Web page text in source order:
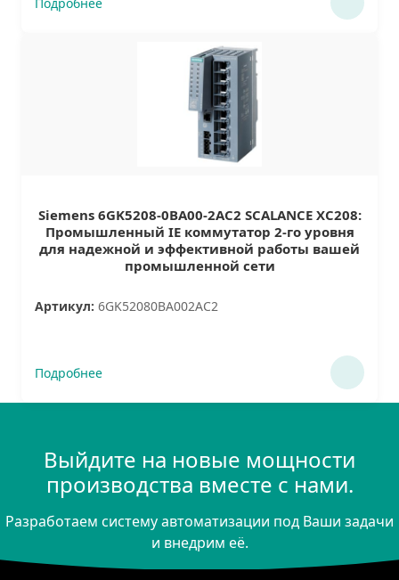
Siemens 6GK5208-0BA00-2AC2 SCALANCE XC208:
Промышленный IE коммутатор 2-го уровня
для надежной и эффективной работы вашей
промышленной сети
Артикул: 6GK52080BA002AC2
Подробнее
Выйдите на новые мощности
производства вместе с нами.
Разработаем систему автоматизации под Ваши задачи
и внедрим её.